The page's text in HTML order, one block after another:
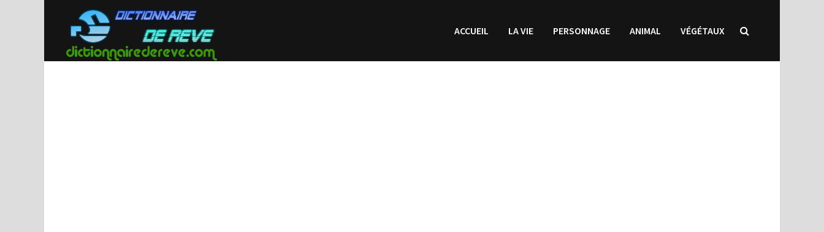
contenu
ACCUEIL LA VIE PERSONNAGE ANIMAL VÉGÉTAUX